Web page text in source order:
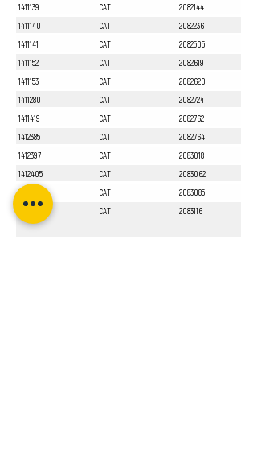
1411139 CAT
2082144
1411140
CAT
2082236
1411141
CAT
2082505
1411152
CAT
2082619
1411153
CAT
2082620
1411280
CAT
2082724
1411419
CAT
2082762
1412385
CAT
2082764
1412397
CAT
2083018
1412405
CAT
2083062
1412551
CAT
2083085
CAT 2083116